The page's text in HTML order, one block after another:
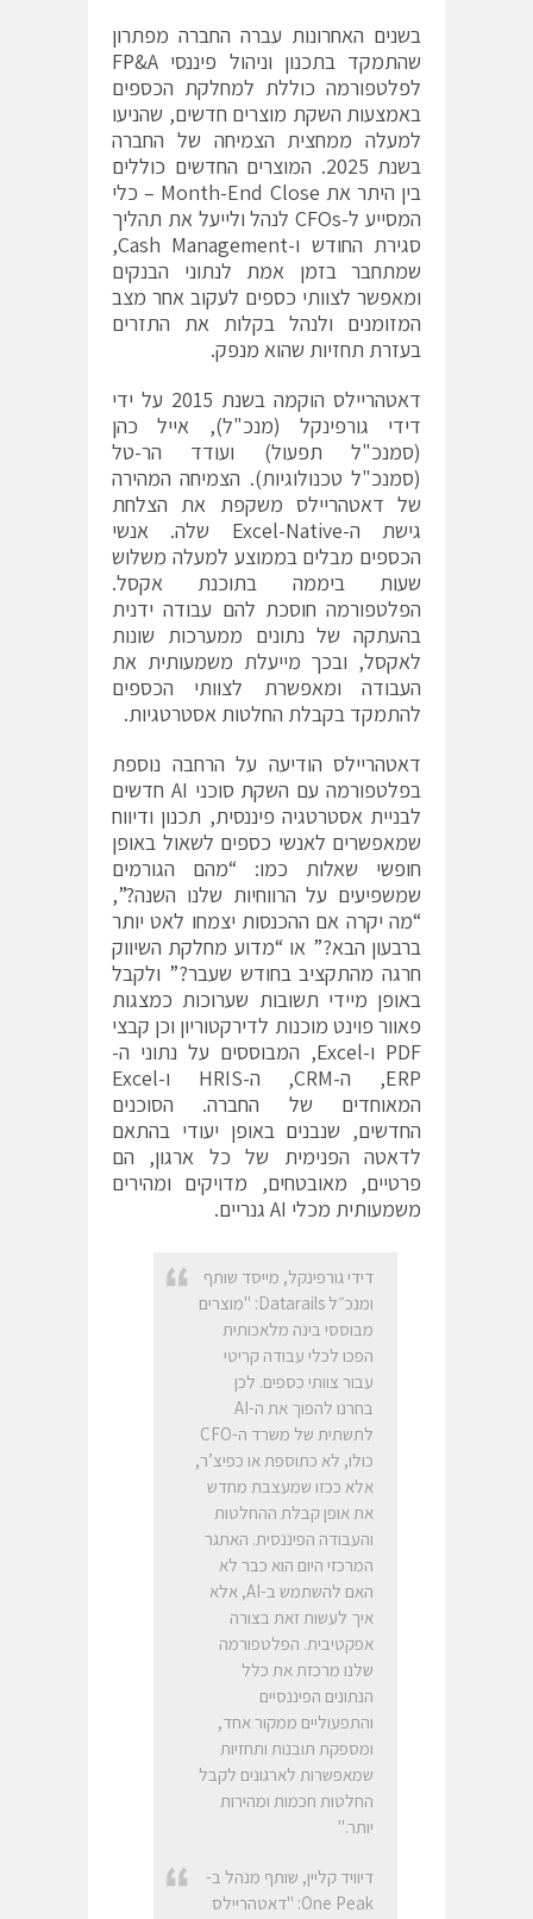
בשנים האחרונות עברה החברה מפתרון
שהתמקד בתכנון וניהול פיננסי FP&A
לפלטפורמה כוללת למחלקת הכספים
באמצעות השקת מוצרים חדשים, שהניעו
למעלה ממחצית הצמיחה של החברה
בשנת 2025. המוצרים החדשים כוללים
בין היתר את Month-End Close – כלי
המסייע ל-CFOs לנהל ולייעל את תהליך
סגירת החודש ו-Cash Management,
שמתחבר בזמן אמת לנתוני הבנקים
ומאפשר לצוותי כספים לעקוב אחר מצב
המזומנים ולנהל בקלות את התזרים
בעזרת תחזיות שהוא מנפק.
דאטהריילס הוקמה בשנת 2015 על ידי
דידי גורפינקל (מנכ"ל), אייל כהן
(סמנכ"ל תפעול) ועודד הר-טל
(סמנכ"ל טכנולוגיות). הצמיחה המהירה
של דאטהריילס משקפת את הצלחת
גישת ה-Excel-Native שלה. אנשי
הכספים מבלים בממוצע למעלה משלוש
שעות ביממה בתוכנת אקסל.
הפלטפורמה חוסכת להם עבודה ידנית
בהעתקה של נתונים ממערכות שונות
לאקסל, ובכך מייעלת משמעותית את
העבודה ומאפשרת לצוותי הכספים
להתמקד בקבלת החלטות אסטרטגיות.
דאטהריילס הודיעה על הרחבה נוספת
בפלטפורמה עם השקת סוכני AI חדשים
לבניית אסטרטגיה פיננסית, תכנון ודיווח
שמאפשרים לאנשי כספים לשאול באופן
חופשי שאלות כמו: “מהם הגורמים
שמשפיעים על הרווחיות שלנו השנה?”,
“מה יקרה אם ההכנסות יצמחו לאט יותר
ברבעון הבא?” או “מדוע מחלקת השיווק
חרגה מהתקציב בחודש שעבר?” ולקבל
באופן מיידי תשובות שערוכות כמצגות
פאוור פוינט מוכנות לדירקטוריון וכן קבצי
PDF ו-Excel, המבוססים על נתוני ה-
ERP, ה-CRM, ה-HRIS ו-Excel
המאוחדים של החברה. הסוכנים
החדשים, שנבנים באופן יעודי בהתאם
לדאטה הפנימית של כל ארגון, הם
פרטיים, מאובטחים, מדויקים ומהירים
משמעותית מכלי AI גנריים.
דידי גורפינקל, מייסד שותף
ומנכ״ל Datarails: "מוצרים
מבוססי בינה מלאכותית
הפכו לכלי עבודה קריטי
עבור צוותי כספים. לכן
בחרנו להפוך את ה-AI
לתשתית של משרד ה-CFO
כולו, לא כתוספת או כפיצ’ר,
אלא ככזו שמעצבת מחדש
את אופן קבלת ההחלטות
והעבודה הפיננסית. האתגר
המרכזי היום הוא כבר לא
האם להשתמש ב-AI, אלא
איך לעשות זאת בצורה
אפקטיבית. הפלטפורמה
שלנו מרכזת את כלל
הנתונים הפיננסיים
והתפעוליים ממקור אחד,
ומספקת תובנות ותחזיות
שמאפשרות לארגונים לקבל
החלטות חכמות ומהירות
יותר."
דיוויד קליין, שותף מנהל ב-
One Peak: "דאטהריילס